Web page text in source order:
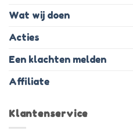
Wat wij doen
Acties
Een klachten melden
Affiliate
Klantenservice